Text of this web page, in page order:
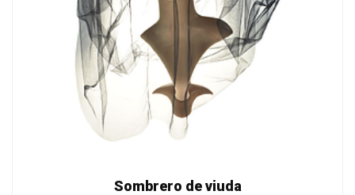
Sombrero de viuda